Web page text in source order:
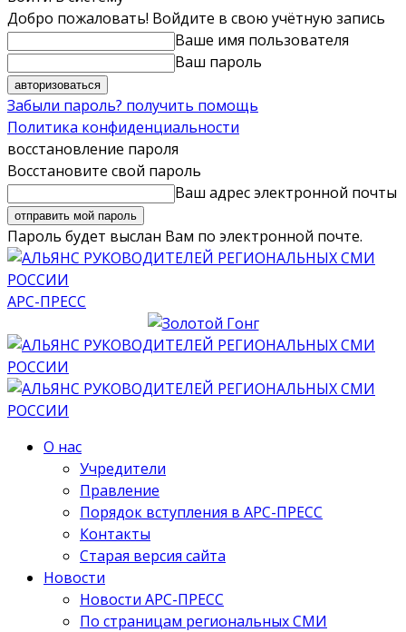
Добро пожаловать! Войдите в свою учётную запись
Ваше имя пользователя
Ваш пароль
Забыли пароль? получить помощь
Политика конфиденциальности
восстановление пароля
Восстановите свой пароль
Ваш адрес электронной почты
Пароль будет выслан Вам по электронной почте.
АРС-ПРЕСС
О нас
Учредители
Правление
Порядок вступления в АРС-ПРЕСС
Контакты
Старая версия сайта
Новости
Новости АРС-ПРЕСС
По страницам региональных СМИ